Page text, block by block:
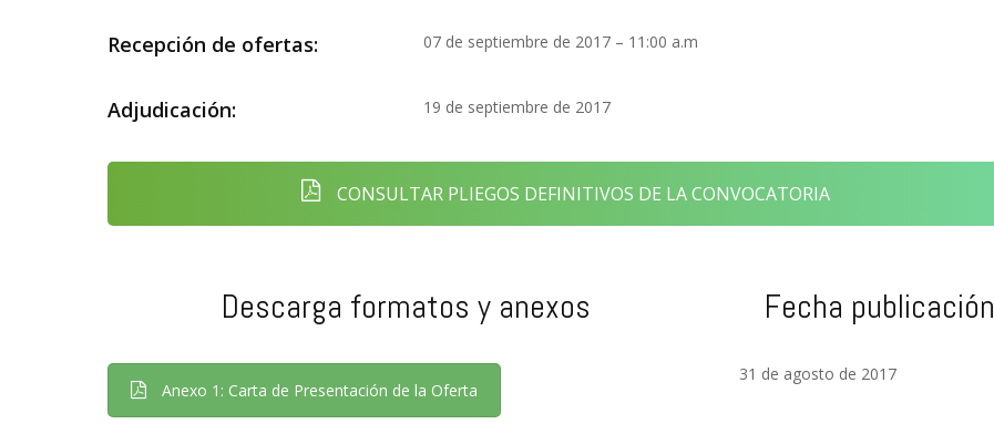
Recepción de ofertas: 07 de septiembre de 2017 – 11:00 a.m
Adjudicación: 19 de septiembre de 2017
CONSULTAR PLIEGOS DEFINITIVOS DE LA CONVOCATORIA
Descarga formatos y anexos Fecha publicación
Anexo 1: Carta de Presentación de la Oferta
31 de agosto de 2017